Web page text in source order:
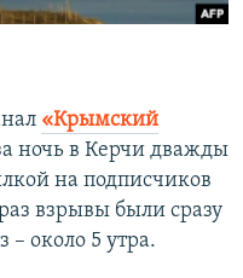
«Крымский
ночь в Керчи дважды
на подписчиков
взрывы были сразу
– около 5 утра.